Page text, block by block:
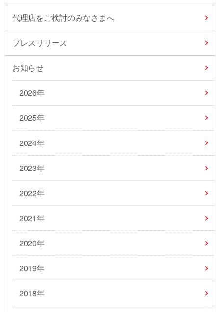
代理店をご検討のみなさまへ
プレスリリース
お知らせ
2026年
2025年
2024年
2023年
2022年
2021年
2020年
2019年
2018年